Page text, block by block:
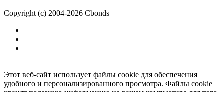
Пользовательское соглашение
Copyright (c) 2004-2026 Cbonds